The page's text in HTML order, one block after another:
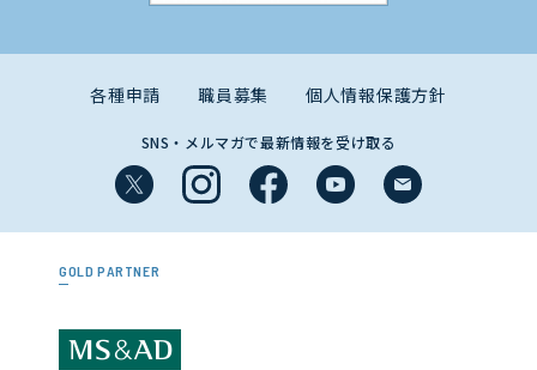
各種申請 職員募集 個人情報保護方針
SNS・メルマガで最新情報を受け取る
GOLD PARTNER